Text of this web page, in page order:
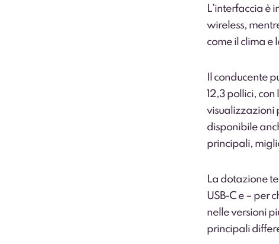
L’interfaccia è
wireless,
come il clima e
Il conducente
12,3 pollici,
visualizzazioni
disponibile
principali,
La dotazione
USB-C e – per
nelle versioni
principali